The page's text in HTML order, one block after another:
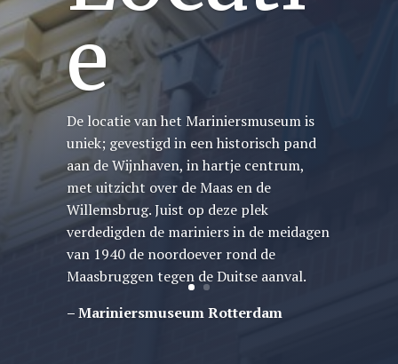
(archit
ect)
De rotterdamse kubuswoning is al meer
dan 30 jaar een architectonisch
fenomeen. Als je er tegen aan kijkt, vraag
je je af of hierin wel gewoond kan
worden. Dat is zeer persoonlijk. Je moet
eerst het gevoel krijgen dat je
bijvoorbeeld hebt bij een goedzittende
jas: het thuisgevoel.